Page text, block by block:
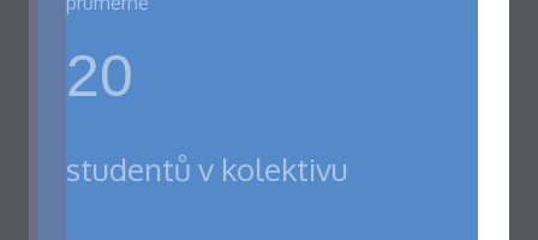
20
studentů v kolektivu